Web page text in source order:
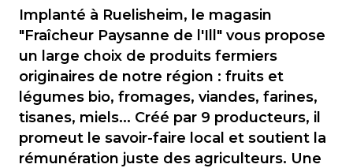
Implanté à Ruelisheim, le magasin
"Fraîcheur Paysanne de l'Ill" vous propose
un large choix de produits fermiers
originaires de notre région : fruits et
légumes bio, fromages, viandes, farines,
tisanes, miels... Créé par 9 producteurs, il
promeut le savoir-faire local et soutient la
rémunération juste des agriculteurs. Une